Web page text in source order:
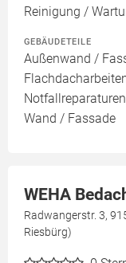
Reinigung /
GEBÄUDETEILE
Außenwand /
Wand / Fassade
WEHA
Radwangerstr. 3,
Riesbürg)